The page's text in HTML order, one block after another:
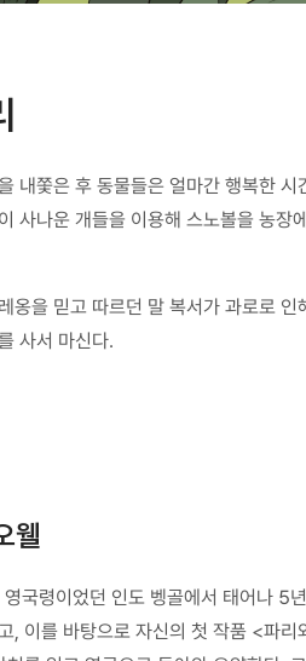
내쫓은 후 동물들은 얼마간 행복한
사나운 개들을 이용해 스노볼을 농
옹을 믿고 따르던 말 복서가 과로로
사서 마신다.
웰
국령이었던 인도 벵골에서 태어나 5
, 이를 바탕으로 자신의 첫 작품 <파